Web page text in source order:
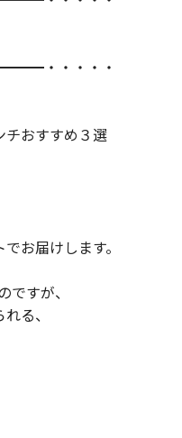
・・・・
おすすめ３選
お届けします。
すが、
る、